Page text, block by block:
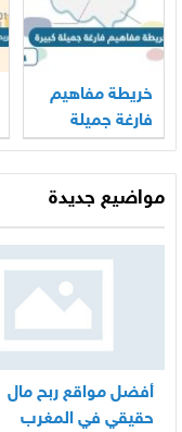
خريطة مفاهيم
فارغة جميلة
كبيرة
مواضيع جديدة
أفضل مواقع ربح مال
حقيقي في المغرب